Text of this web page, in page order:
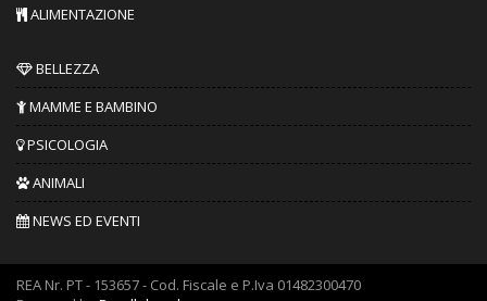
ALIMENTAZIONE
BELLEZZA
MAMME E BAMBINO
PSICOLOGIA
ANIMALI
NEWS ED EVENTI
REA Nr. PT - 153657 - Cod. Fiscale e P.Iva 01482300470